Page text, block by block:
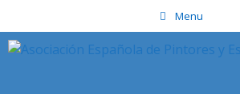
al
contenido
Menu